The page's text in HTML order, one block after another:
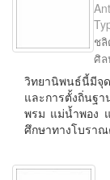
ช
ศิล
วิทยานิพนธ์นี้มีจุ
และการตั้งถิ่นฐ
พรม แม่น้ำพอง
ศึกษาทางโบรา